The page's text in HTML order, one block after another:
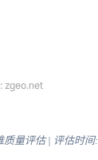
量评估 | 评估时间: